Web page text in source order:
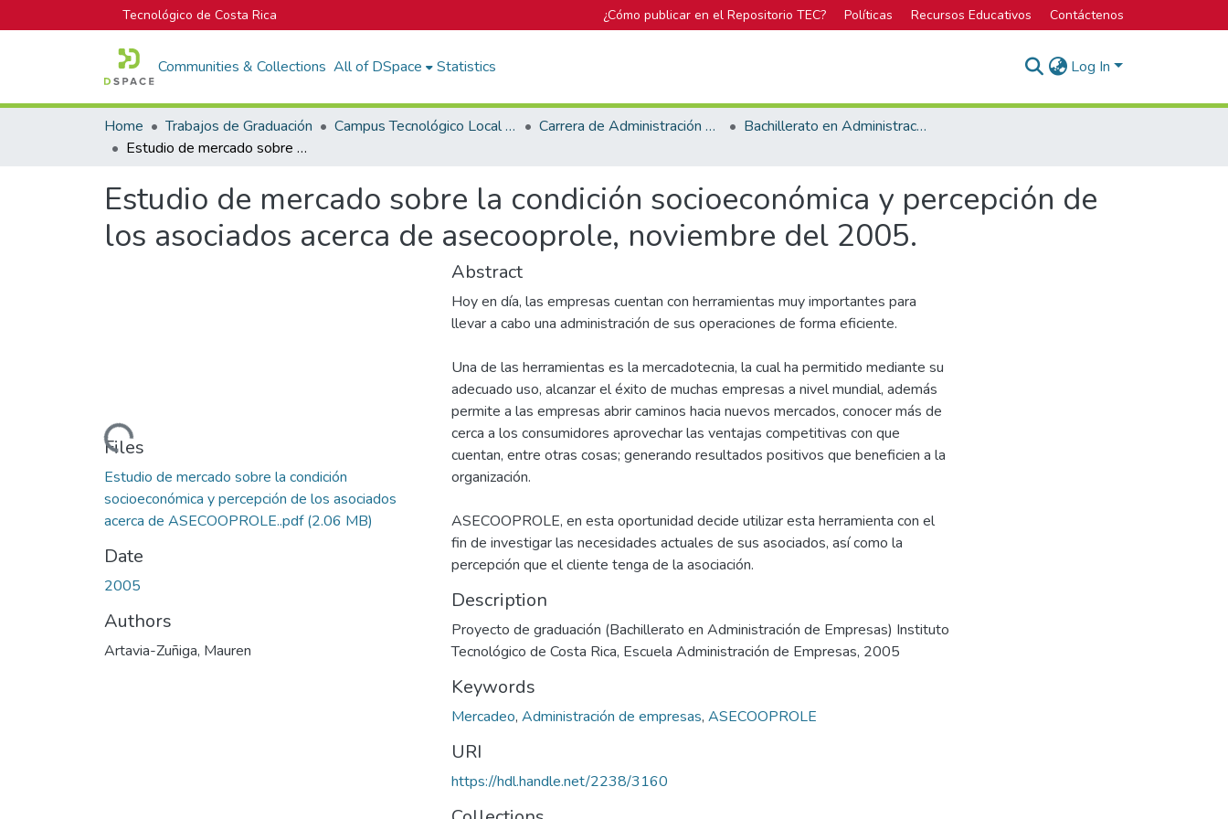
Tecnológico de Costa Rica ¿Cómo publicar en el Repositorio TEC? Políticas Recursos Educativos Contáctenos
Communities & Collections All of DSpace Statistics Log In
Home Trabajos de Graduación Campus Tecnológico Local San Carlos Carrera de Administración de Empresas
Bachillerato en Administración de Empresas
Estudio de mercado sobre la condición socioeconómica y percepción de los asociados acerca de asecooprole, noviembre del 2005.
Estudio de mercado sobre la condición socioeconómica y percepción de
los asociados acerca de asecooprole, noviembre del 2005.
Loading...
Files
Estudio de mercado sobre la condición
socioeconómica y percepción de los asociados
acerca de ASECOOPROLE..pdf(2.06 MB)
Date
2005
Authors
Artavia-Zuñiga, Mauren
Abstract
Hoy en día, las empresas cuentan con herramientas muy importantes para
llevar a cabo una administración de sus operaciones de forma eficiente.
Una de las herramientas es la mercadotecnia, la cual ha permitido mediante su
adecuado uso, alcanzar el éxito de muchas empresas a nivel mundial, además
permite a las empresas abrir caminos hacia nuevos mercados, conocer más de
cerca a los consumidores aprovechar las ventajas competitivas con que
cuentan, entre otras cosas; generando resultados positivos que beneficien a la
organización.
ASECOOPROLE, en esta oportunidad decide utilizar esta herramienta con el
fin de investigar las necesidades actuales de sus asociados, así como la
percepción que el cliente tenga de la asociación.
Description
Proyecto de graduación (Bachillerato en Administración de Empresas) Instituto
Tecnológico de Costa Rica, Escuela Administración de Empresas, 2005
Keywords
Mercadeo, Administración de empresas, ASECOOPROLE
URI
https://hdl.handle.net/2238/3160